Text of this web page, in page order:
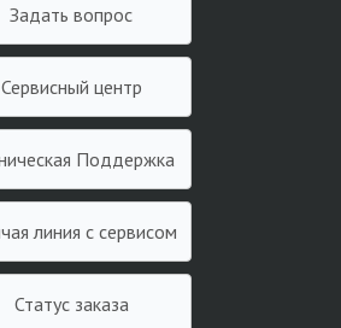
Задать вопрос
Сервисный центр
Техническая Поддержка
линия с сервисом
Статус заказа